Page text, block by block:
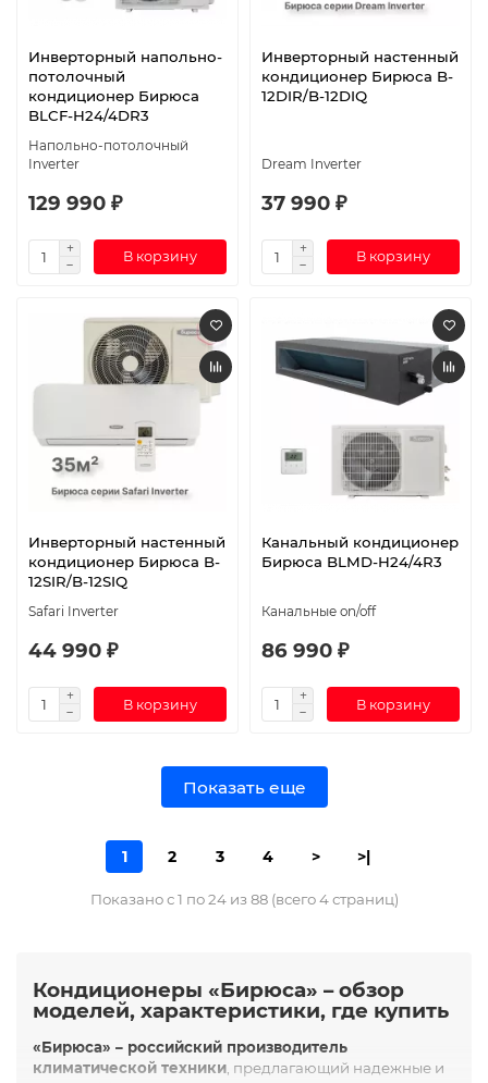
Инверторный напольно-
потолочный
кондиционер Бирюса
BLCF-H24/4DR3
Напольно-потолочный
Inverter
129 990 ₽
В корзину
Инверторный настенный
кондиционер Бирюса B-
12DIR/B-12DIQ
Dream Inverter
37 990 ₽
В корзину
Инверторный настенный
кондиционер Бирюса B-
12SIR/B-12SIQ
Safari Inverter
44 990 ₽
В корзину
Канальный кондиционер
Бирюса BLMD-H24/4R3
Канальные on/off
86 990 ₽
В корзину
Показать еще
1 2 3 4 > >|
Показано с 1 по 24 из 88 (всего 4 страниц)
Кондиционеры «Бирюса» – обзор
моделей, характеристики, где купить
«Бирюса» – российский производитель
климатической техники , предлагающий надежные и